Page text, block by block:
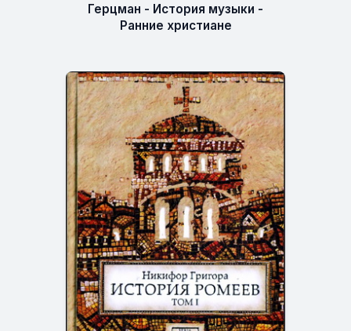
Герцман - История музыки -
Ранние христиане